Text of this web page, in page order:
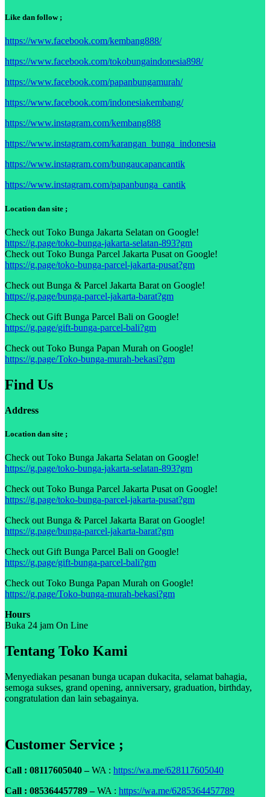
Like dan follow ;
https://www.facebook.com/kembang888/
https://www.facebook.com/tokobungaindonesia898/
https://www.facebook.com/papanbungamurah/
https://www.facebook.com/indonesiakembang/
https://www.instagram.com/kembang888
https://www.instagram.com/karangan_bunga_indonesia
https://www.instagram.com/bungaucapancantik
https://www.instagram.com/papanbunga_cantik
Location dan site ;
Check out Toko Bunga Jakarta Selatan on Google!
https://g.page/toko-bunga-jakarta-selatan-893?gm
Check out Toko Bunga Parcel Jakarta Pusat on Google!
https://g.page/toko-bunga-parcel-jakarta-pusat?gm
Check out Bunga & Parcel Jakarta Barat on Google!
https://g.page/bunga-parcel-jakarta-barat?gm
Check out Gift Bunga Parcel Bali on Google!
https://g.page/gift-bunga-parcel-bali?gm
Check out Toko Bunga Papan Murah on Google!
https://g.page/Toko-bunga-murah-bekasi?gm
Find Us
Address
Location dan site ;
Check out Toko Bunga Jakarta Selatan on Google!
https://g.page/toko-bunga-jakarta-selatan-893?gm
Check out Toko Bunga Parcel Jakarta Pusat on Google!
https://g.page/toko-bunga-parcel-jakarta-pusat?gm
Check out Bunga & Parcel Jakarta Barat on Google!
https://g.page/bunga-parcel-jakarta-barat?gm
Check out Gift Bunga Parcel Bali on Google!
https://g.page/gift-bunga-parcel-bali?gm
Check out Toko Bunga Papan Murah on Google!
https://g.page/Toko-bunga-murah-bekasi?gm
Hours
Buka 24 jam On Line
Tentang Toko Kami
Menyediakan pesanan bunga ucapan dukacita, selamat bahagia,
semoga sukses, grand opening, anniversary, graduation, birthday,
congratulation dan lain sebagainya.
Customer Service ;
Call : 08117605040 –WA : https://wa.me/628117605040
Call : 085364457789 –WA : https://wa.me/6285364457789